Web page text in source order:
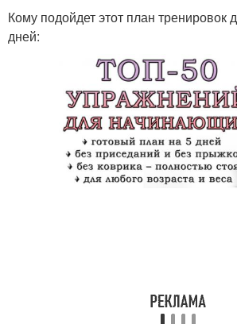
Кому подойдет этот план тренировок
дней: